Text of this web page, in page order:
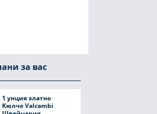
за вас
1 унция златно
Кюлче Valcambi